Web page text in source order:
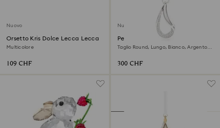
Nuovo
Orsetto Kris Dolce Lecca Lecca
Multicolore
109 CHF
Nuovo
Pendente Swarovski Classica
Taglio Round, Lungo, Bianco, Argento
300 CHF